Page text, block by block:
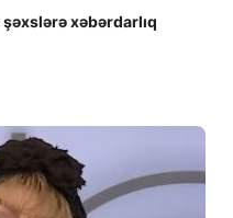
xəbərdarlıq